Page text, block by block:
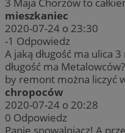
mieszkaniec
2020-07-24 o 23:30
-1 Odpowiedz
A jaką długość ma ulica
długość ma
by remont można liczyć
chropoców
2020-07-24 o 20:28
0 Odpowiedz
Panie spowalniacz! A